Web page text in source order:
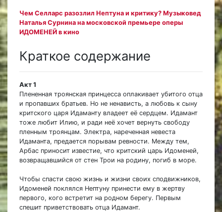
Чем Селларс разозлил Нептуна и критику? Музыковед
Наталья Сурнина на московской премьере оперы
ИДОМЕНЕЙ в кино
Краткое содержание
Акт 1
Плененная троянская принцесса оплакивает убитого отца
и пропавших братьев. Но не ненависть, а любовь к сыну
критского царя Идаманту владеет её сердцем. Идамант
тоже любит Илию, и ради неё хочет вернуть свободу
пленным троянцам. Электра, нареченная невеста
Идаманта, предается порывам ревности. Между тем,
Арбас приносит известие, что критский царь Идоменей,
возвращавшийся от стен Трои на родину, погиб в море.
Чтобы спасти свою жизнь и жизни своих сподвижников,
Идоменей поклялся Нептуну принести ему в жертву
первого, кого встретит на родном берегу. Первым
спешит приветствовать отца Идамант.